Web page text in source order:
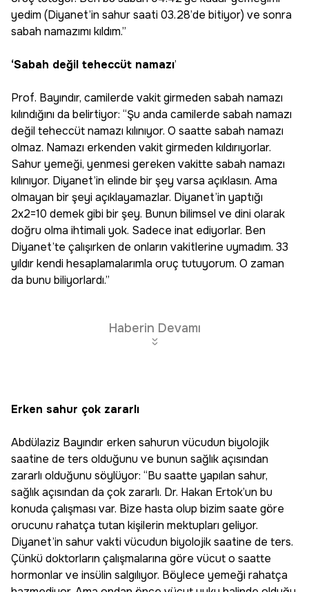
yedim (Diyanet’in sahur saati 03.28’de bitiyor) ve sonra
sabah namazımı kıldım.”
‘Sabah değil teheccüt namazı’
Prof. Bayındır, camilerde vakit girmeden sabah namazı
kılındığını da belirtiyor: “Şu anda camilerde sabah namazı
değil teheccüt namazı kılınıyor. O saatte sabah namazı
olmaz. Namazı erkenden vakit girmeden kıldırıyorlar.
Sahur yemeği, yenmesi gereken vakitte sabah namazı
kılınıyor. Diyanet’in elinde bir şey varsa açıklasın. Ama
olmayan bir şeyi açıklayamazlar. Diyanet’in yaptığı
2x2=10 demek gibi bir şey. Bunun bilimsel ve dini olarak
doğru olma ihtimali yok. Sadece inat ediyorlar. Ben
Diyanet’te çalışırken de onların vakitlerine uymadım. 33
yıldır kendi hesaplamalarımla oruç tutuyorum. O zaman
da bunu biliyorlardı.”
Haberin Devamı
Erken sahur çok zararlı
Abdülaziz Bayındır erken sahurun vücudun biyolojik
saatine de ters olduğunu ve bunun sağlık açısından
zararlı olduğunu söylüyor: “Bu saatte yapılan sahur,
sağlık açısından da çok zararlı. Dr. Hakan Ertok’un bu
konuda çalışması var. Bize hasta olup bizim saate göre
orucunu rahatça tutan kişilerin mektupları geliyor.
Diyanet’in sahur vakti vücudun biyolojik saatine de ters.
Çünkü doktorların çalışmalarına göre vücut o saatte
hormonlar ve insülin salgılıyor. Böylece yemeği rahatça